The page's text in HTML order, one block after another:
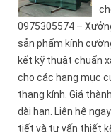
0975305574 –
sản phẩm kính
kết kỹ thuật chuẩn
cho các hạng mục
thang kính. Giá
dài hạn. Liên hệ
tiết và tư vấn thiết